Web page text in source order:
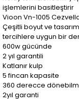
işlemlerini basitleştirir
Vioon Vn-1005
Çeşitli boyut ve
tercihlere uygun bir
600w gücünde
2 yıl garantili
Katlanır kulp
5 fincan kapasite
360 derecce
2yıl garanti